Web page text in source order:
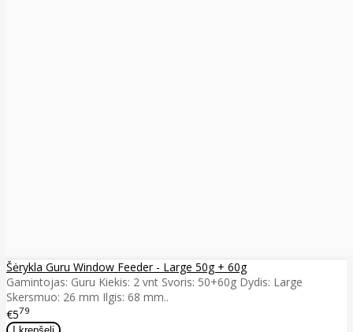
Šėrykla Guru Window Feeder - Large 50g + 60g
Gamintojas: Guru Kiekis: 2 vnt Svoris: 50+60g Dydis: Large
Skersmuo: 26 mm Ilgis: 68 mm..
€579